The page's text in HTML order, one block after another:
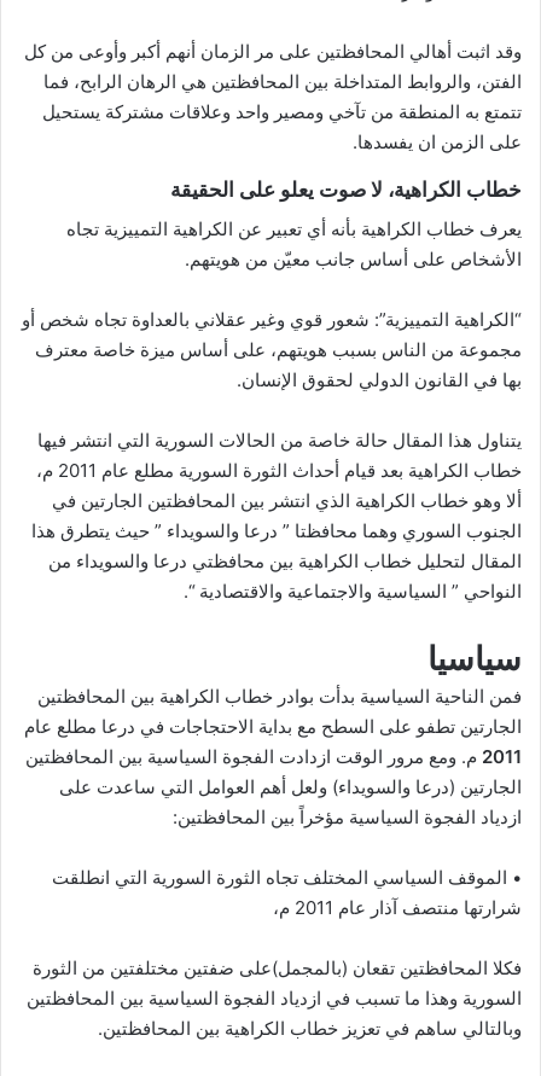
وقد اثبت أهالي المحافظتين على مر الزمان أنهم أكبر وأوعى من كل
الفتن، والروابط المتداخلة بين المحافظتين هي الرهان الرابح، فما
تتمتع به المنطقة من تآخي ومصير واحد وعلاقات مشتركة يستحيل
على الزمن ان يفسدها.
خطاب الكراهية، لا صوت يعلو على الحقيقة
يعرف خطاب الكراهية بأنه أي تعبير عن الكراهية التمييزية تجاه
الأشخاص على أساس جانب معيّن من هويتهم.
“الكراهية التمييزية”: شعور قوي وغير عقلاني بالعداوة تجاه شخص أو
مجموعة من الناس بسبب هويتهم، على أساس ميزة خاصة معترف
بها في القانون الدولي لحقوق الإنسان.
يتناول هذا المقال حالة خاصة من الحالات السورية التي انتشر فيها
خطاب الكراهية بعد قيام أحداث الثورة السورية مطلع عام 2011 م،
ألا وهو خطاب الكراهية الذي انتشر بين المحافظتين الجارتين في
الجنوب السوري وهما محافظتا ” درعا والسويداء ” حيث يتطرق هذا
المقال لتحليل خطاب الكراهية بين محافظتي درعا والسويداء من
النواحي ” السياسية والاجتماعية والاقتصادية “.
سياسيا
فمن الناحية السياسية بدأت بوادر خطاب الكراهية بين المحافظتين
الجارتين تطفو على السطح مع بداية الاحتجاجات في درعا مطلع عام
2011 م. ومع مرور الوقت ازدادت الفجوة السياسية بين المحافظتين
الجارتين (درعا والسويداء) ولعل أهم العوامل التي ساعدت على
ازدياد الفجوة السياسية مؤخراً بين المحافظتين:
• الموقف السياسي المختلف تجاه الثورة السورية التي انطلقت
شرارتها منتصف آذار عام 2011 م،
فكلا المحافظتين تقعان (بالمجمل)على ضفتين مختلفتين من الثورة
السورية وهذا ما تسبب في ازدياد الفجوة السياسية بين المحافظتين
وبالتالي ساهم في تعزيز خطاب الكراهية بين المحافظتين.